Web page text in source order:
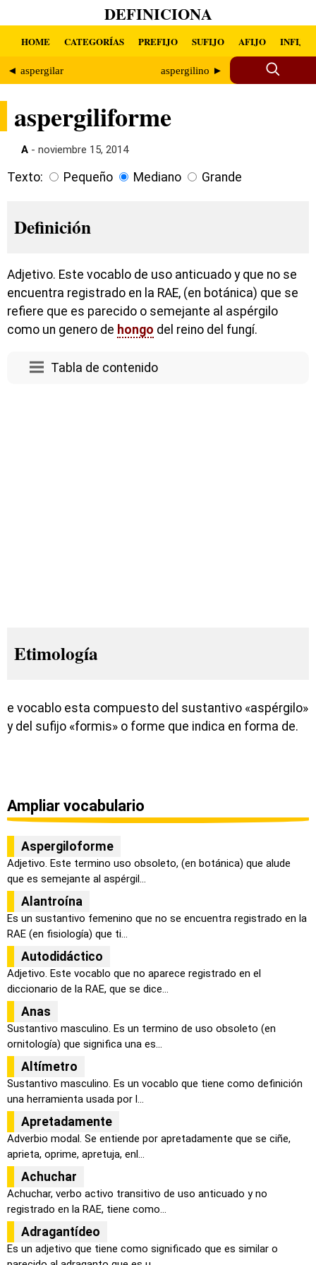
DEFINICIONA
HOME CATEGORÍAS PREFIJO SUFIJO AFIJO INFIJO
◄ aspergilar aspergilino ►
aspergiliforme
A - noviembre 15, 2014
Texto: Pequeño Mediano Grande
Definición
Adjetivo. Este vocablo de uso anticuado y que no se
encuentra registrado en la RAE, (en botánica) que se
refiere que es parecido o semejante al aspérgilo
como un genero de hongo del reino del fungí.
Tabla de contenido
Etimología
e vocablo esta compuesto del sustantivo «aspérgilo»
y del sufijo «formis» o forme que indica en forma de.
Ampliar vocabulario
Aspergiloforme
Adjetivo. Este termino uso obsoleto, (en botánica) que alude
que es semejante al aspérgil...
Alantroína
Es un sustantivo femenino que no se encuentra registrado en la
RAE (en fisiología) que ti...
Autodidáctico
Adjetivo. Este vocablo que no aparece registrado en el
diccionario de la RAE, que se dice...
Anas
Sustantivo masculino. Es un termino de uso obsoleto (en
ornitología) que significa una es...
Altímetro
Sustantivo masculino. Es un vocablo que tiene como definición
una herramienta usada por l...
Apretadamente
Adverbio modal. Se entiende por apretadamente que se ciñe,
aprieta, oprime, apretuja, enl...
Achuchar
Achuchar, verbo activo transitivo de uso anticuado y no
registrado en la RAE, tiene como...
Adragantídeo
Es un adjetivo que tiene como significado que es similar o